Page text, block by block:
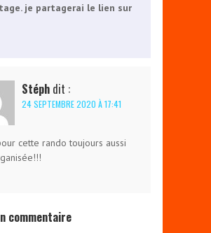
je partagerai le lien sur
Stéph dit :
24 SEPTEMBRE 2020 À 17:41
cette rando toujours aussi
commentaire